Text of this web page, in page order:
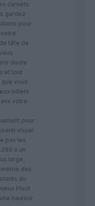
carnets
gardez
pour
tête de
doute
et tout
vous
billets
votre
pour
visuel
pas les
a un
large,
des
du
Pivot
hauteur